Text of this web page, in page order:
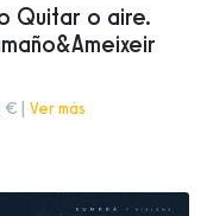
Quitar o aire.
| Ver más